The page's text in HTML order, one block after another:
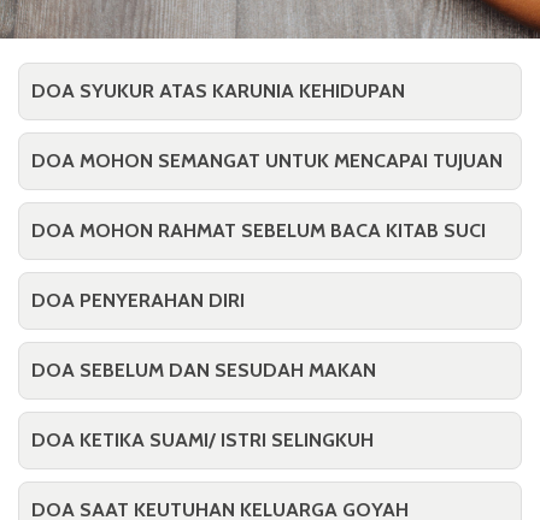
DOA SYUKUR ATAS KARUNIA KEHIDUPAN
DOA MOHON SEMANGAT UNTUK MENCAPAI TUJUAN
DOA MOHON RAHMAT SEBELUM BACA KITAB SUCI
DOA PENYERAHAN DIRI
DOA SEBELUM DAN SESUDAH MAKAN
DOA KETIKA SUAMI/ ISTRI SELINGKUH
DOA SAAT KEUTUHAN KELUARGA GOYAH